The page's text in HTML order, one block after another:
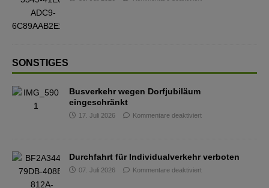
SONSTIGES
Busverkehr wegen Dorfjubiläum
eingeschränkt
17. Juli 2026 Kommentare deaktiviert
Durchfahrt für Individualverkehr verboten
07. Juli 2026 Kommentare deaktiviert